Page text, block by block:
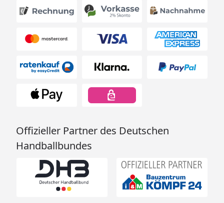
Offizieller Partner des Deutschen
Handballbundes